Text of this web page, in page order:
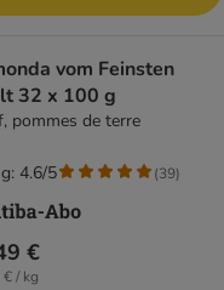
vom Feinsten
32 x 100 g
pommes de terre
€
/ kg
4.6/5 (39)